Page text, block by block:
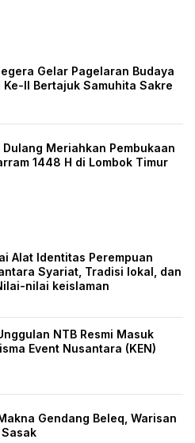
Gelar Pagelaran Budaya
Ke-II Bertajuk Samuhita Sakre
Meriahkan Pembukaan
1448 H di Lombok Timur
Alat Identitas Perempuan
Syariat, Tradisi lokal, dan
nilai keislaman
NTB Resmi Masuk
Event Nusantara (KEN)
Gendang Beleq, Warisan